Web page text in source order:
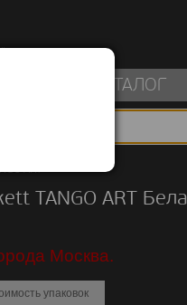
КАТАЛОГ
ART
TANGO ART
Москва.
упаковок